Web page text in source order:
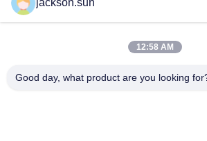
DC 12V CE Smoke Density Tester, Mesin Uji
40cm
ASTM D2843 Bahan Bangunan
jackson.sun
12:58 AM
Good day, what product are you looking